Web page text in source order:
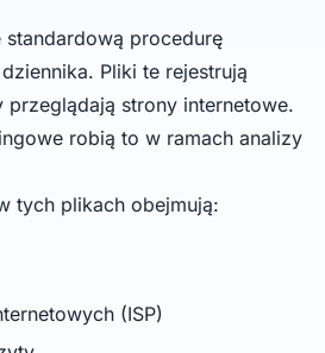
standardową procedurę
Pliki te rejestrują
strony internetowe.
robią to w ramach analizy
tych plikach obejmują:
(ISP)